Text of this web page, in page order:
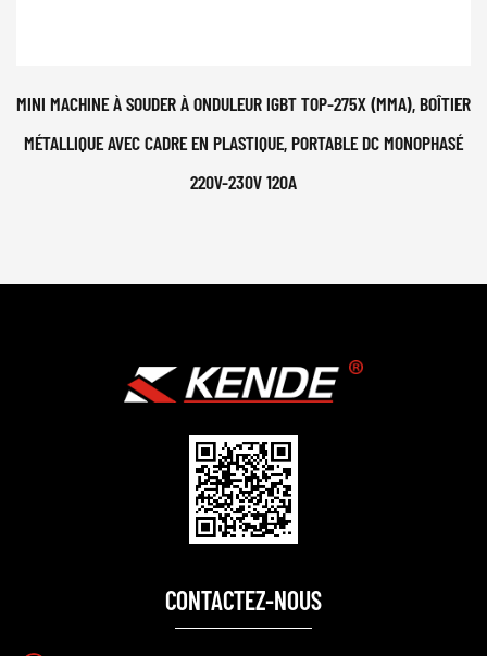
MINI MACHINE À SOUDER À ONDULEUR IGBT TOP-275X (MMA), BOÎTIER
MÉTALLIQUE AVEC CADRE EN PLASTIQUE, PORTABLE DC MONOPHASÉ
220V-230V 120A
CONTACTEZ-NOUS